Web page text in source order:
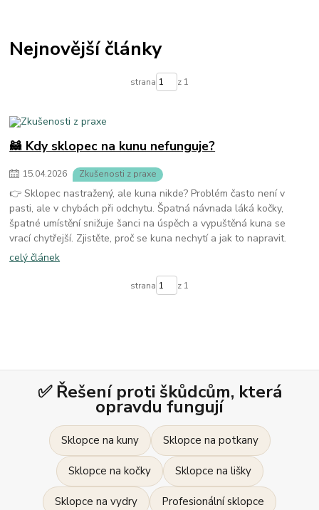
Nejnovější články
strana z 1
🦝 Kdy sklopec na kunu nefunguje?
15.04.2026 Zkušenosti z praxe
👉 Sklopec nastražený, ale kuna nikde? Problém často není v
pasti, ale v chybách při odchytu. Špatná návnada láká kočky,
špatné umístění snižuje šanci na úspěch a vypuštěná kuna se
vrací chytřejší. Zjistěte, proč se kuna nechytí a jak to napravit.
celý článek
strana z 1
✅ Řešení proti škůdcům, která
opravdu fungují
Sklopce na kuny Sklopce na potkany
Sklopce na kočky Sklopce na lišky
Sklopce na vydry Profesionální sklopce